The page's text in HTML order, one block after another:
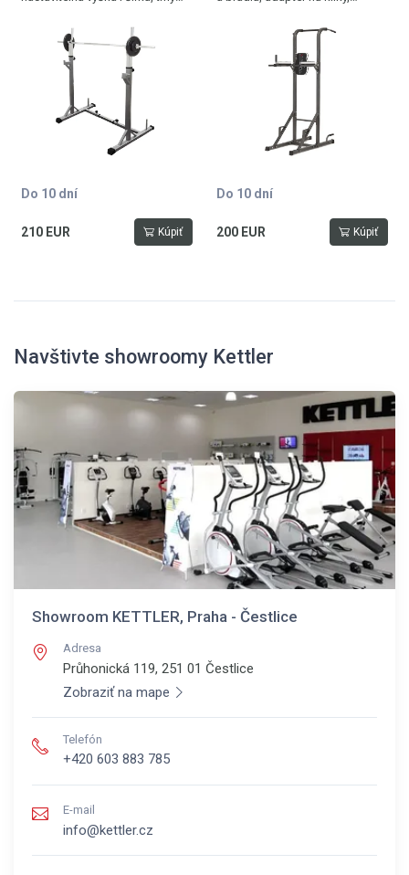
kg, hmotnost 27,5 kg
Do 10 dní
210 EUR Kúpiť
na předkopávání, nosnost 120
Do 10 dní
200 EUR Kúpiť
Navštivte showroomy Kettler
Showroom KETTLER, Praha - Čestlice
Adresa
Průhonická 119, 251 01 Čestlice
Zobraziť na mape
Telefón
+420 603 883 785
E-mail
info@kettler.cz